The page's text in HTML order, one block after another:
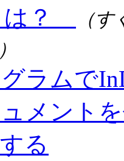
は？
（
ラムで
メント
る